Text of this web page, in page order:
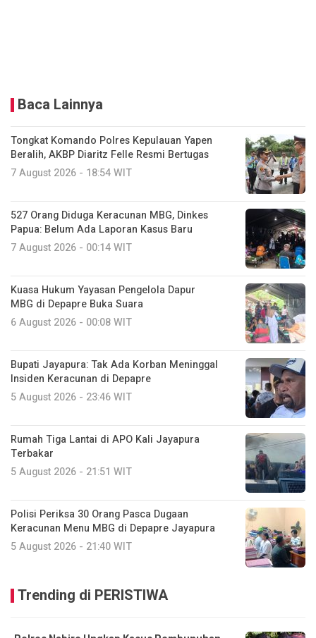
Baca Lainnya
Tongkat Komando Polres Kepulauan Yapen
Beralih, AKBP Diaritz Felle Resmi Bertugas
7 August 2026 - 18:54 WIT
527 Orang Diduga Keracunan MBG, Dinkes
Papua: Belum Ada Laporan Kasus Baru
7 August 2026 - 00:14 WIT
Kuasa Hukum Yayasan Pengelola Dapur
MBG di Depapre Buka Suara
6 August 2026 - 00:08 WIT
Bupati Jayapura: Tak Ada Korban Meninggal
Insiden Keracunan di Depapre
5 August 2026 - 23:46 WIT
Rumah Tiga Lantai di APO Kali Jayapura
Terbakar
5 August 2026 - 21:51 WIT
Polisi Periksa 30 Orang Pasca Dugaan
Keracunan Menu MBG di Depapre Jayapura
5 August 2026 - 21:40 WIT
Trending di PERISTIWA